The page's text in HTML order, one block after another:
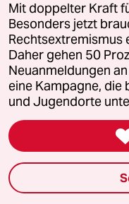
taz zahl ich
taz lab Infobrief
Veranstaltungen
Demnächst
Vor Ort
Mit doppelter Kraft
Besonders jetzt
Rechtsextremismus
Daher gehen 50
Neuanmeldungen
eine Kampagne, die
und Jugendorte